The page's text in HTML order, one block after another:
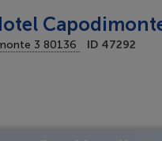
3 80136 ID 47292